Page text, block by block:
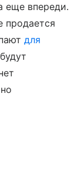
еще впереди.
продается
для